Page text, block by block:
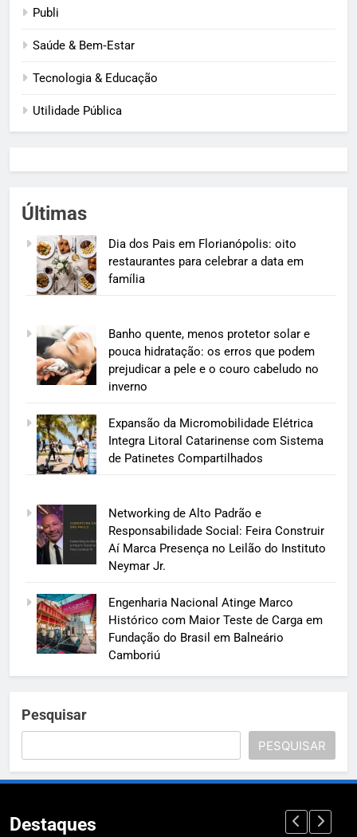
Publi
Saúde & Bem‑Estar
Tecnologia & Educação
Utilidade Pública
Últimas
Dia dos Pais em Florianópolis: oito
restaurantes para celebrar a data em
família
Banho quente, menos protetor solar e
pouca hidratação: os erros que podem
prejudicar a pele e o couro cabeludo no
inverno
Expansão da Micromobilidade Elétrica
Integra Litoral Catarinense com Sistema
de Patinetes Compartilhados
Networking de Alto Padrão e
Responsabilidade Social: Feira Construir
Aí Marca Presença no Leilão do Instituto
Neymar Jr.
Engenharia Nacional Atinge Marco
Histórico com Maior Teste de Carga em
Fundação do Brasil em Balneário
Camboriú
Pesquisar
PESQUISAR
Destaques